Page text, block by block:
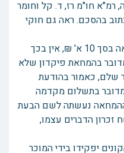
רמ"א חו"מ רז, ד. קל וחומר
בהסכם. ראה גם חוקי
אף שהתובעים מסרו לנתבע המחאה בסך 10 א' ₪, אין בכך
בהמחאת פיקדון שלא
שלם, כאמור בהודעת
בתשלום מקדמה
נעשתה לשם הבעת
זכרון הדברים עצמו,
יפקידו בידי המוכר